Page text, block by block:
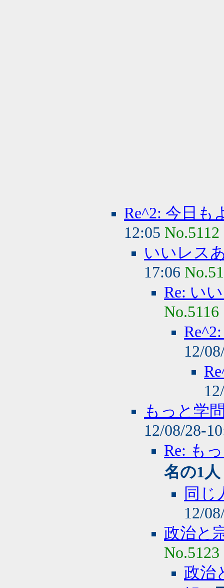
Re^2: 今日も
12:05 No.5112
いいレス
17:06
Re: い
No.5116
12/
もっと学
12/08/28-
Re: も
名の1人
同じ
12/
政治と
No.5123
政治